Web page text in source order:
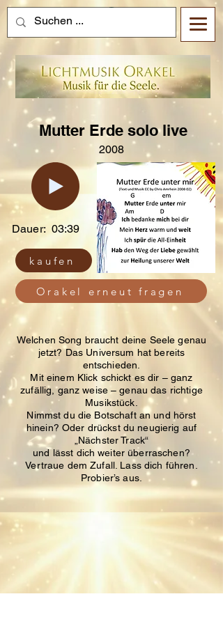
Mutter Erde solo live
2008
Dauer: 03:39
kaufen
Orakel erneut fragen
Welchen Song braucht deine Seele genau
jetzt?Das Universum hat bereits
entschieden.
Mit einem Klick schickt es dir – ganz
zufällig, ganz weise – genau das richtige
Musikstück.
Nimmst du die Botschaft an und hörst
hinein?Oder drückst du neugierig auf
„Nächster Track“
und lässt dich weiter überraschen?
Vertraue dem Zufall. Lass dich führen.
Probier’s aus.